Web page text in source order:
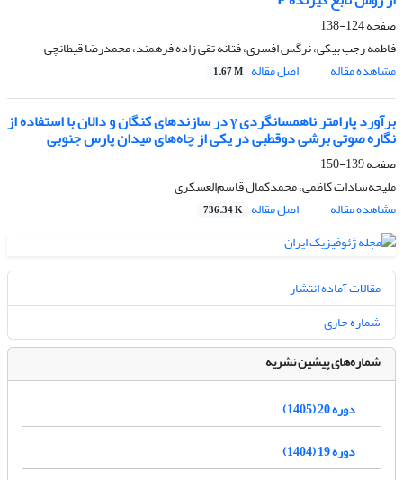
صفحه124-138
فاطمه رجب بیکی، نرگس افسری، فتانه تقی زاده فرهمند، محمدرضا قیطانچی
مشاهده مقاله
اصل مقاله 1.67 M
برآورد پارامتر ناهمسانگردی γ در سازندهای کنگان و دالان با استفاده از
نگاره صوتی برشی دوقطبی در یکی از چاه‌های میدان پارس جنوبی
صفحه139-150
ملیحه‌سادات کاظمی، محمدکمال قاسم‌العسکری
مشاهده مقاله
اصل مقاله 736.34 K
مقالات آماده انتشار
شماره جاری
شماره‌های پیشین نشریه
دوره 20 (1405)
دوره 19 (1404)